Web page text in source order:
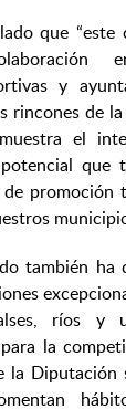
que
y
rincones de
el
que
promoción
también ha
ríos y
la
la Diputación